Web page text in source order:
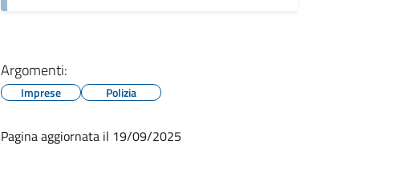
Argomenti:
Imprese Polizia
Pagina aggiornata il 19/09/2025